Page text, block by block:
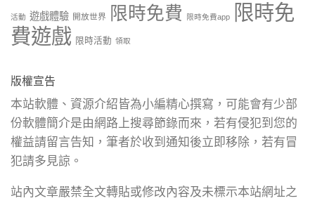
活動 遊戲體驗 開放世界 限時免費 限時免費app
限時免
費遊戲 限時活動 領取
版權宣告
本站軟體、資源介紹皆為小編精心撰寫，可能會有少部
份軟體簡介是由網路上搜尋節錄而來，若有侵犯到您的
權益請留言告知，筆者於收到通知後立即移除，若有冒
犯請多見諒。
站內文章嚴禁全文轉貼或修改內容及未標示本站網址之